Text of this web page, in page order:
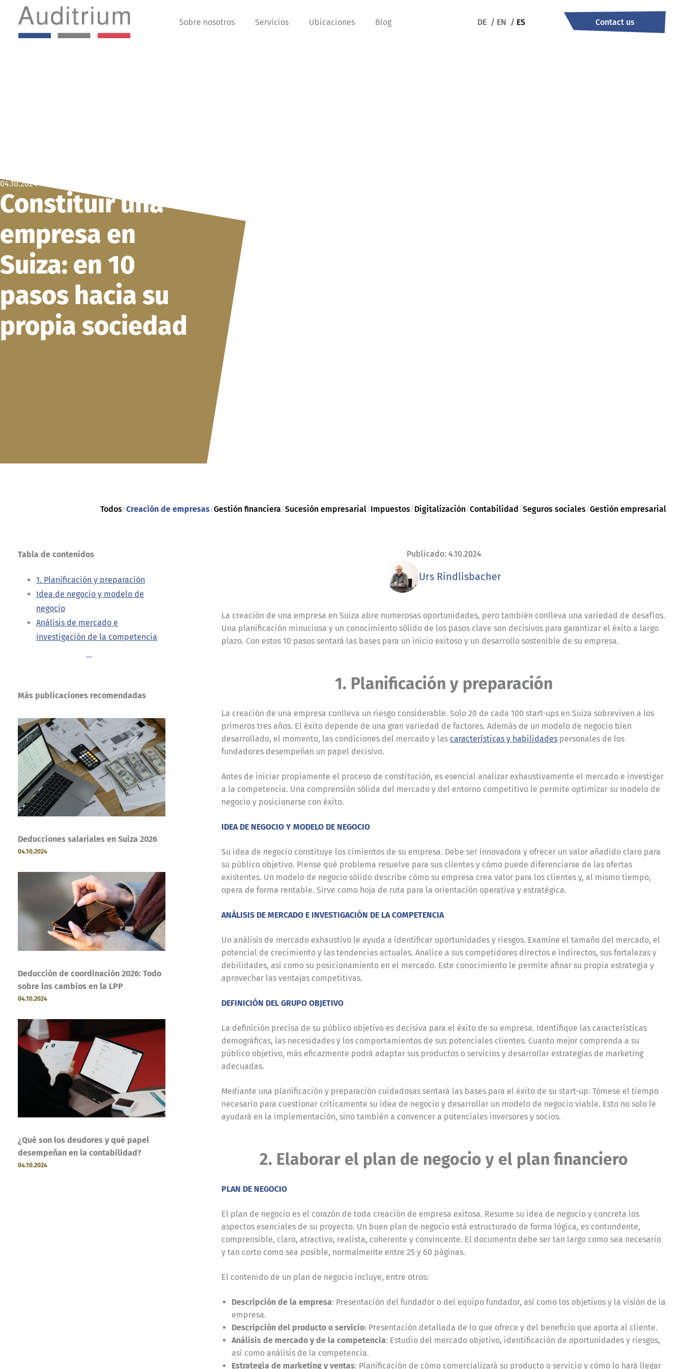
DE / EN / ES Contact us
Sobre nosotros Servicios Ubicaciones Blog
04.10.2024
Constituir una
empresa en
Suiza: en 10
pasos hacia su
propia sociedad
Todos/Creación de empresas/Gestión financiera/Sucesión empresarial/Impuestos/Digitalización/Contabilidad/Seguros sociales/Gestión empresarial
Tabla de contenidos
1. Planificación y preparación
Idea de negocio y modelo de
negocio
Análisis de mercado e
investigación de la competencia
...
Más publicaciones recomendadas
Deducciones salariales en Suiza 2026
04.10.2024
Deducción de coordinación 2026: Todo
sobre los cambios en la LPP
04.10.2024
¿Qué son los deudores y qué papel
desempeñan en la contabilidad?
04.10.2024
Publicado: 4.10.2024
Urs Rindlisbacher
La creación de una empresa en Suiza abre numerosas oportunidades, pero también conlleva una variedad de desafíos.
Una planificación minuciosa y un conocimiento sólido de los pasos clave son decisivos para garantizar el éxito a largo
plazo. Con estos 10 pasos sentará las bases para un inicio exitoso y un desarrollo sostenible de su empresa.
1. Planificación y preparación
La creación de una empresa conlleva un riesgo considerable. Solo 20 de cada 100 start-ups en Suiza sobreviven a los
primeros tres años. El éxito depende de una gran variedad de factores. Además de un modelo de negocio bien
desarrollado, el momento, las condiciones del mercado y las características y habilidades personales de los
fundadores desempeñan un papel decisivo.
Antes de iniciar propiamente el proceso de constitución, es esencial analizar exhaustivamente el mercado e investigar
a la competencia. Una comprensión sólida del mercado y del entorno competitivo le permite optimizar su modelo de
negocio y posicionarse con éxito.
IDEA DE NEGOCIO Y MODELO DE NEGOCIO
Su idea de negocio constituye los cimientos de su empresa. Debe ser innovadora y ofrecer un valor añadido claro para
su público objetivo. Piense qué problema resuelve para sus clientes y cómo puede diferenciarse de las ofertas
existentes. Un modelo de negocio sólido describe cómo su empresa crea valor para los clientes y, al mismo tiempo,
opera de forma rentable. Sirve como hoja de ruta para la orientación operativa y estratégica.
ANÁLISIS DE MERCADO E INVESTIGACIÓN DE LA COMPETENCIA
Un análisis de mercado exhaustivo le ayuda a identificar oportunidades y riesgos. Examine el tamaño del mercado, el
potencial de crecimiento y las tendencias actuales. Analice a sus competidores directos e indirectos, sus fortalezas y
debilidades, así como su posicionamiento en el mercado. Este conocimiento le permite afinar su propia estrategia y
aprovechar las ventajas competitivas.
DEFINICIÓN DEL GRUPO OBJETIVO
La definición precisa de su público objetivo es decisiva para el éxito de su empresa. Identifique las características
demográficas, las necesidades y los comportamientos de sus potenciales clientes. Cuanto mejor comprenda a su
público objetivo, más eficazmente podrá adaptar sus productos o servicios y desarrollar estrategias de marketing
adecuadas.
Mediante una planificación y preparación cuidadosas sentará las bases para el éxito de su start-up. Tómese el tiempo
necesario para cuestionar críticamente su idea de negocio y desarrollar un modelo de negocio viable. Esto no solo le
ayudará en la implementación, sino también a convencer a potenciales inversores y socios.
2. Elaborar el plan de negocio y el plan financiero
PLAN DE NEGOCIO
El plan de negocio es el corazón de toda creación de empresa exitosa. Resume su idea de negocio y concreta los
aspectos esenciales de su proyecto. Un buen plan de negocio está estructurado de forma lógica, es contundente,
comprensible, claro, atractivo, realista, coherente y convincente. El documento debe ser tan largo como sea necesario
y tan corto como sea posible, normalmente entre 25 y 60 páginas.
El contenido de un plan de negocio incluye, entre otros:
Descripción de la empresa: Presentación del fundador o del equipo fundador, así como los objetivos y la visión de la
empresa.
Descripción del producto o servicio: Presentación detallada de lo que ofrece y del beneficio que aporta al cliente.
Análisis de mercado y de la competencia: Estudio del mercado objetivo, identificación de oportunidades y riesgos,
así como análisis de la competencia.
Estrategia de marketing y ventas: Planificación de cómo comercializará su producto o servicio y cómo lo hará llegar